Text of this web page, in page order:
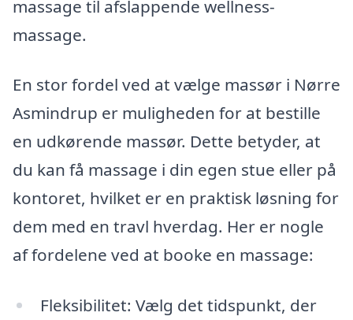
massage til afslappende wellness-
massage.
En stor fordel ved at vælge massør i Nørre
Asmindrup er muligheden for at bestille
en udkørende massør. Dette betyder, at
du kan få massage i din egen stue eller på
kontoret, hvilket er en praktisk løsning for
dem med en travl hverdag. Her er nogle
af fordelene ved at booke en massage:
Fleksibilitet: Vælg det tidspunkt, der